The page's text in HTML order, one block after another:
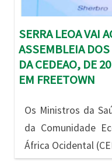
SERRA LEOA VAI
ASSEMBLEIA
DA CEDEAO, DE
EM FREETOWN
Os Ministros da
da Comunidade
África Ocidental